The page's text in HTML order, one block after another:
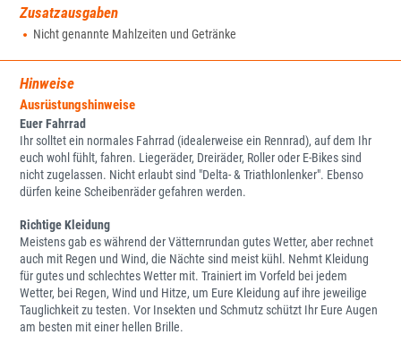
Zusatzausgaben
Nicht genannte Mahlzeiten und Getränke
Hinweise
Ausrüstungshinweise
Euer Fahrrad
Ihr solltet ein normales Fahrrad (idealerweise ein Rennrad), auf dem Ihr
euch wohl fühlt, fahren. Liegeräder, Dreiräder, Roller oder E-Bikes sind
nicht zugelassen. Nicht erlaubt sind "Delta- & Triathlonlenker". Ebenso
dürfen keine Scheibenräder gefahren werden.
Richtige Kleidung
Meistens gab es während der Vätternrundan gutes Wetter, aber rechnet
auch mit Regen und Wind, die Nächte sind meist kühl. Nehmt Kleidung
für gutes und schlechtes Wetter mit. Trainiert im Vorfeld bei jedem
Wetter, bei Regen, Wind und Hitze, um Eure Kleidung auf ihre jeweilige
Tauglichkeit zu testen. Vor Insekten und Schmutz schützt Ihr Eure Augen
am besten mit einer hellen Brille.